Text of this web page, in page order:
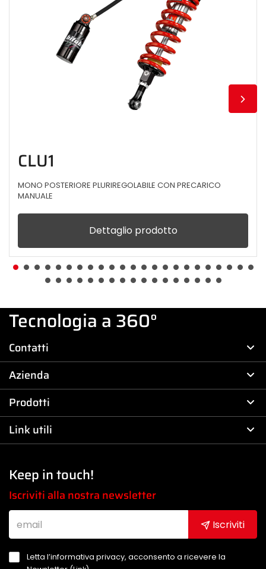
CLU1
MONO POSTERIORE PLURIREGOLABILE CON PRECARICO
MANUALE
Dettaglio prodotto
Tecnologia a 360°
Contatti
Azienda
Prodotti
Link utili
Keep in touch!
Iscriviti alla nostra newsletter
Iscriviti
Letta l’informativa privacy, acconsento a ricevere la